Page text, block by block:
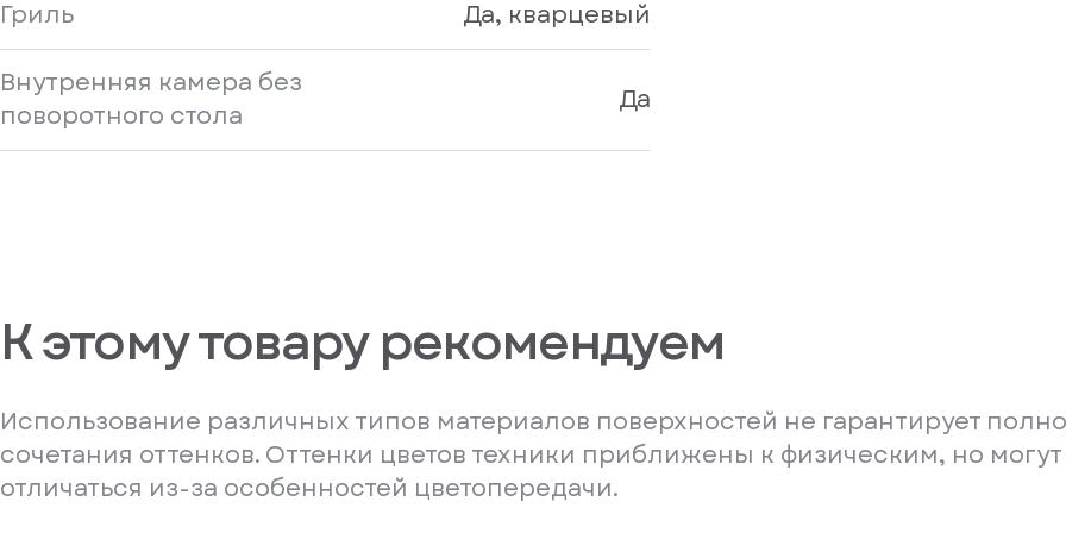
Гриль
Да, кварцевый
Внутренняя камера без
поворотного стола
Да
К этому товару рекомендуем
Использование различных типов материалов поверхностей не гарантирует
сочетания оттенков. Оттенки цветов техники приближены к физическим, но могут
отличаться из-за особенностей цветопередачи.